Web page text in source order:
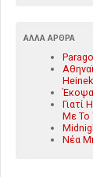
ΆΛΛΑ ΆΡΘΡΑ
Γιατί
Με Το
Νέα